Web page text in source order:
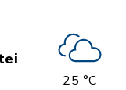
25 °C